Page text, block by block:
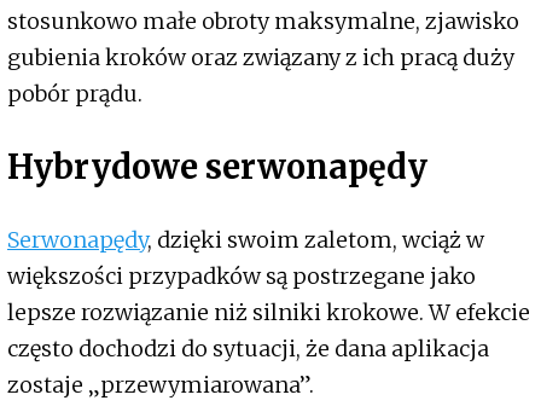
stosunkowo małe obroty maksymalne, zjawisko
gubienia kroków oraz związany z ich pracą duży
pobór prądu.
Hybrydowe serwonapędy
Serwonapędy, dzięki swoim zaletom, wciąż w
większości przypadków są postrzegane jako
lepsze rozwiązanie niż silniki krokowe. W efekcie
często dochodzi do sytuacji, że dana aplikacja
zostaje „przewymiarowana”.